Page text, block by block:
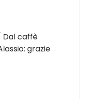
Dal caffè
grazie